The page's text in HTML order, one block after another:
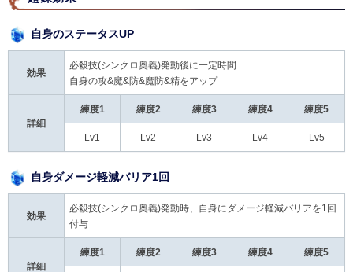
自身のステータスUP
効果
必殺技(シンクロ奥義)発動後に一定時間
自身の攻&魔&防&魔防&精をアップ
詳細
練度1 練度2 練度3 練度4 練度5
Lv1 Lv2 Lv3 Lv4 Lv5
自身ダメージ軽減バリア1回
効果
必殺技(シンクロ奥義)発動時、自身にダメージ軽減バリアを1回
付与
詳細
練度1 練度2 練度3 練度4 練度5